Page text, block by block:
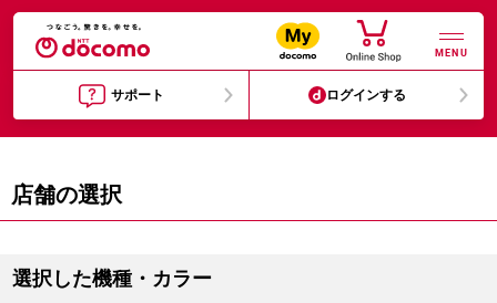
MENU
サポート ログインする
店舗の選択
選択した機種・カラー